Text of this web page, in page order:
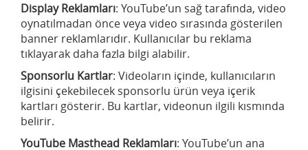
Display Reklamları: YouTube’un sağ tarafında, video
oynatılmadan önce veya video sırasında gösterilen
banner reklamlarıdır. Kullanıcılar bu reklama
tıklayarak daha fazla bilgi alabilir.
Sponsorlu Kartlar: Videoların içinde, kullanıcıların
ilgisini çekebilecek sponsorlu ürün veya içerik
kartları gösterir. Bu kartlar, videonun ilgili kısmında
belirir.
YouTube Masthead Reklamları: YouTube’un ana